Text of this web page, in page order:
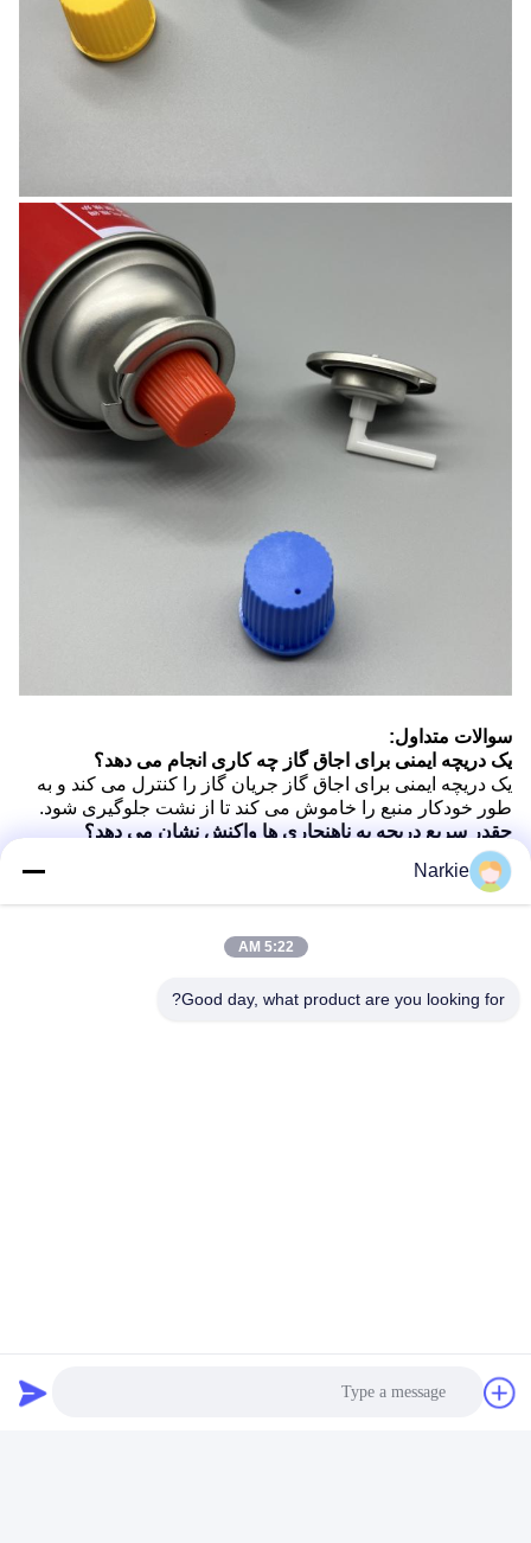
سوالات متداول:
یک دریچه ایمنی برای اجاق گاز چه کاری انجام می دهد؟
یک دریچه ایمنی برای اجاق گاز جریان گاز را کنترل می کند و به
طور خودکار منبع را خاموش می کند تا از نشت جلوگیری شود.
چقدر سریع دریچه به ناهنجاری ها واکنش نشان می دهد؟
مکانیسم واکنش سریع در عرض چند ثانیه فعال می شود تا ایمنی
فوری در هنگام پخت و پز را تضمین کند.
آیا این شیر ایمنی برای استفاده تجاری مناسب است؟
فشار و تقاضا هاي بيشتري رو تحمل ميکنه.
دریچه ایمنی ما هم با گاز طبیعی و هم با پروپان سازگار است، که
Narkie
5:22 AM
Good day, what product are you looking for?